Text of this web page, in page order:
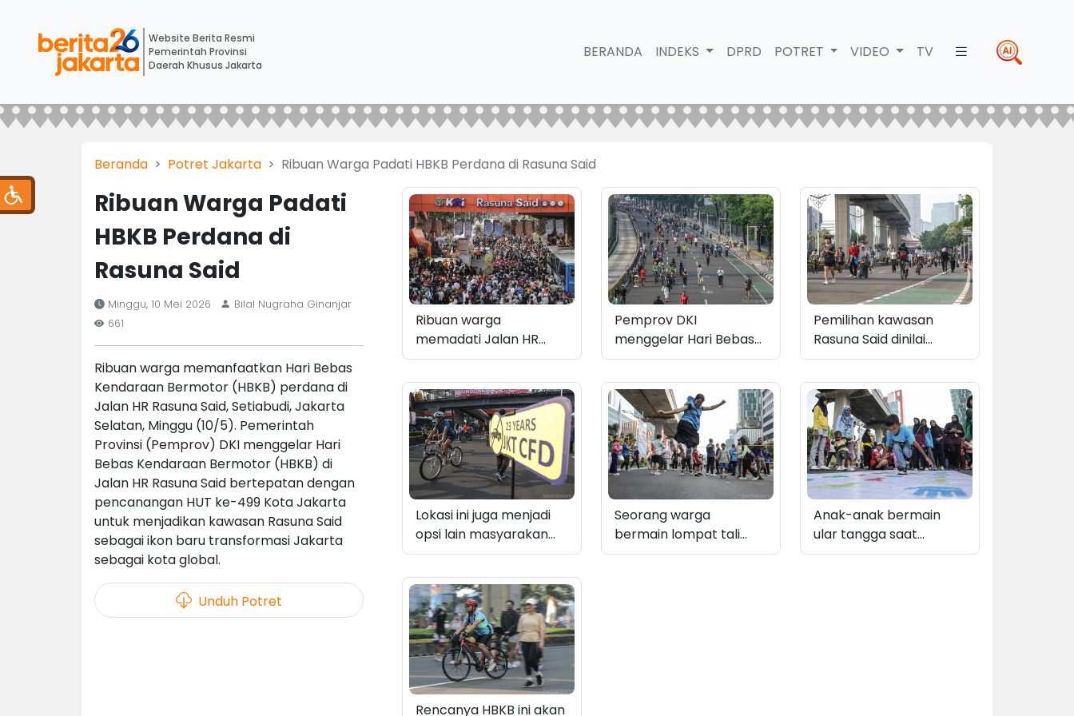
Website Berita Resmi
Pemerintah Provinsi
Daerah Khusus Jakarta
BERANDA INDEKS DPRD POTRET VIDEO TV
Beranda Potret Jakarta Ribuan Warga Padati HBKB Perdana di Rasuna Said
Ribuan Warga Padati
HBKB Perdana di
Rasuna Said
Minggu, 10 Mei 2026
Bilal Nugraha Ginanjar
661
Ribuan warga memanfaatkan Hari Bebas
Kendaraan Bermotor (HBKB) perdana di
Jalan HR Rasuna Said, Setiabudi, Jakarta
Selatan, Minggu (10/5). Pemerintah
Provinsi (Pemprov) DKI menggelar Hari
Bebas Kendaraan Bermotor (HBKB) di
Jalan HR Rasuna Said bertepatan dengan
pencanangan HUT ke-499 Kota Jakarta
untuk menjadikan kawasan Rasuna Said
sebagai ikon baru transformasi Jakarta
sebagai kota global.
Unduh Potret
Ribuan warga
memadati Jalan HR
Rasuna Said saat
gelaran Hari Bebas
Kendaraan Bermotor
(HBKB)
Pemprov DKI
menggelar Hari Bebas
Kendaraan Bermotor
(HBKB) perdana di
Jalan HR Rasuna Said
bertepatan dengan
pencanangan HUT ke-
499 Kota Jakarta
Pemilihan kawasan
Rasuna Said dinilai
merepresentasikan
wajah Jakarta sebagai
kota global
Lokasi ini juga menjadi
opsi lain masyarakan
untuk menikmati HBKB
di Jakarta
Seorang warga
bermain lompat tali
dikawasan HBKB Rasuna
Anak-anak bermain
ular tangga saat
kegiatan Hari Bebas
Rencanya HBKB ini akan